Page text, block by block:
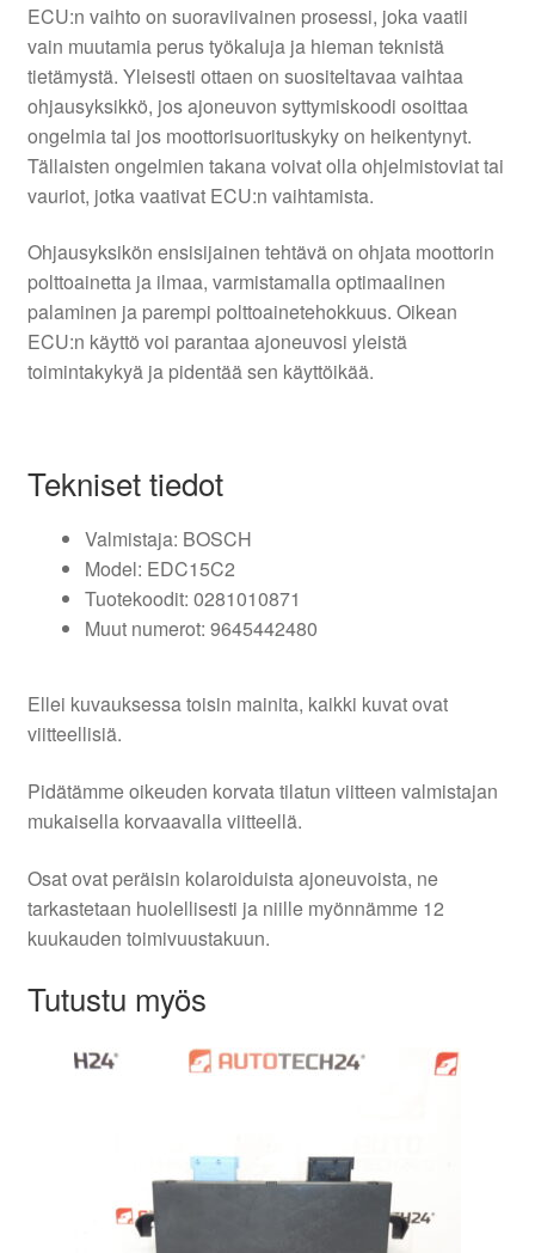
ECU:n vaihto on suoraviivainen prosessi, joka vaatii
vain muutamia perus työkaluja ja hieman teknistä
tietämystä. Yleisesti ottaen on suositeltavaa vaihtaa
ohjausyksikkö, jos ajoneuvon syttymiskoodi osoittaa
ongelmia tai jos moottorisuorituskyky on heikentynyt.
Tällaisten ongelmien takana voivat olla ohjelmistoviat tai
vauriot, jotka vaativat ECU:n vaihtamista.
Ohjausyksikön ensisijainen tehtävä on ohjata moottorin
polttoainetta ja ilmaa, varmistamalla optimaalinen
palaminen ja parempi polttoainetehokkuus. Oikean
ECU:n käyttö voi parantaa ajoneuvosi yleistä
toimintakykyä ja pidentää sen käyttöikää.
Tekniset tiedot
Valmistaja: BOSCH
Model: EDC15C2
Tuotekoodit: 0281010871
Muut numerot: 9645442480
Ellei kuvauksessa toisin mainita, kaikki kuvat ovat
viitteellisiä.
Pidätämme oikeuden korvata tilatun viitteen valmistajan
mukaisella korvaavalla viitteellä.
Osat ovat peräisin kolaroiduista ajoneuvoista, ne
tarkastetaan huolellisesti ja niille myönnämme 12
kuukauden toimivuustakuun.
Tutustu myös